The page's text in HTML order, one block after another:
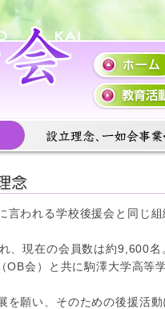
言われる学校後援会と同じ
、現在の会員数は約9,600名
OB会）と共に駒澤大学高等
を願い、そのための後援活